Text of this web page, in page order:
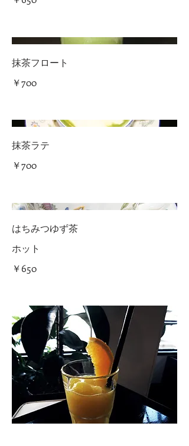
抹茶フロート
￥700
抹茶ラテ
￥700
はちみつゆず茶
ホット
￥650